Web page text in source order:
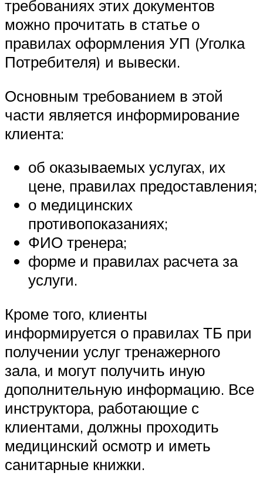
требованиях этих документов
можно прочитать в статье о
правилах оформления УП (Уголка
Потребителя) и вывески.
Основным требованием в этой
части является информирование
клиента:
об оказываемых услугах, их
цене, правилах предоставления;
о медицинских
противопоказаниях;
ФИО тренера;
форме и правилах расчета за
услуги.
Кроме того, клиенты
информируется о правилах ТБ при
получении услуг тренажерного
зала, и могут получить иную
дополнительную информацию. Все
инструктора, работающие с
клиентами, должны проходить
медицинский осмотр и иметь
санитарные книжки.